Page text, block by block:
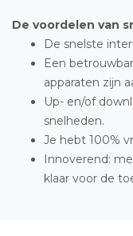
De voordelen van
De snelste
Een
apparaten zijn
Up- en/of
snelheden.
Je hebt 100%
Innoverend:
klaar voor de